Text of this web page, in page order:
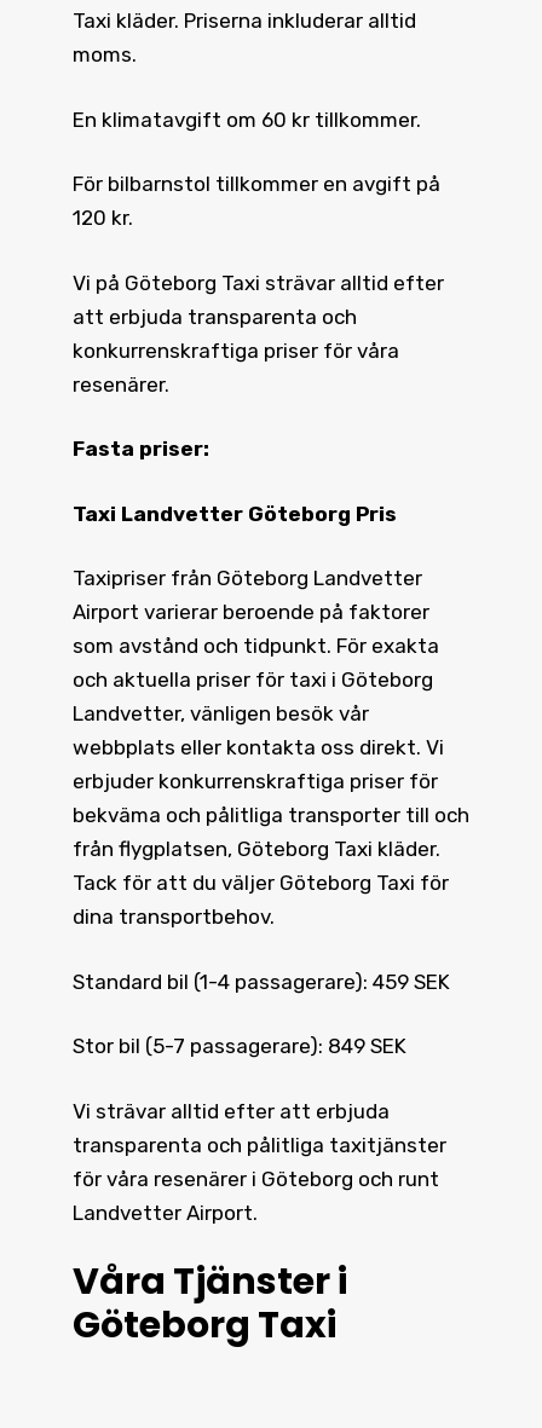
Taxi kläder. Priserna inkluderar alltid
moms.
En klimatavgift om 60 kr tillkommer.
För bilbarnstol tillkommer en avgift på
120 kr.
Vi på Göteborg Taxi strävar alltid efter
att erbjuda transparenta och
konkurrenskraftiga priser för våra
resenärer.
Fasta priser:
Taxi Landvetter Göteborg Pris
Taxipriser från Göteborg Landvetter
Airport varierar beroende på faktorer
som avstånd och tidpunkt. För exakta
och aktuella priser för taxi i Göteborg
Landvetter, vänligen besök vår
webbplats eller kontakta oss direkt. Vi
erbjuder konkurrenskraftiga priser för
bekväma och pålitliga transporter till och
från flygplatsen, Göteborg Taxi kläder.
Tack för att du väljer Göteborg Taxi för
dina transportbehov.
Standard bil (1-4 passagerare): 459 SEK
Stor bil (5-7 passagerare): 849 SEK
Vi strävar alltid efter att erbjuda
transparenta och pålitliga taxitjänster
för våra resenärer i Göteborg och runt
Landvetter Airport.
Våra Tjänster i
Göteborg Taxi